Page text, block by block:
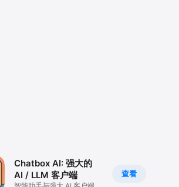
查看
Chatbox AI: 强大的
AI / LLM 客户端